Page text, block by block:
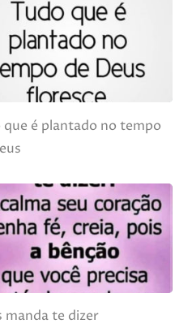
que é plantado no tempo
manda te dizer